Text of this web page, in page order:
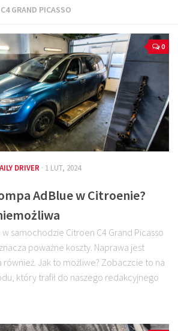
GRAND PICASSO
0
DRIVER · 1 LUT, 2024
AdBlue w Citroenie?
samochodzie Citroen C4 Grand Picasso
poważne koszty. Naprawa jest
Jak to możliwe? Zobaczcie to na
który trafił do naszego redakcyjnego